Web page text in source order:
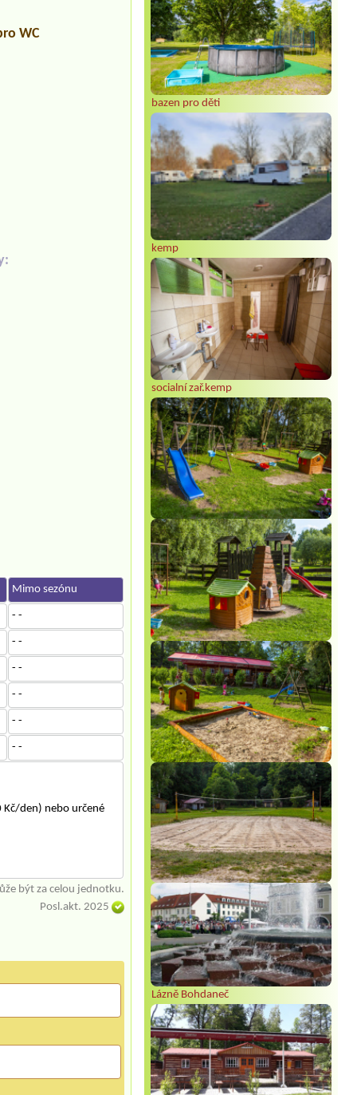
bazen pro děti
kemp
socialní zař.kemp
Lázně Bohdaneč
WC
Mimo sezónu
- -
- -
- -
- -
- -
- -
Kč/den) nebo určené
být za celou jednotku.
Posl.akt. 2025